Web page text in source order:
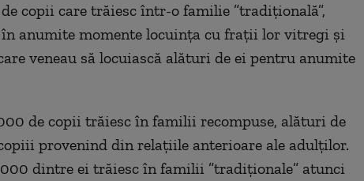
copii care trăiesc într-o familie ”tradiţională”,
anumite momente locuinţa cu fraţii lor vitregi şi
veneau să locuiască alături de ei pentru anumite
de copii trăiesc în familii recompuse, alături de
provenind din relaţiile anterioare ale adulţilor.
dintre ei trăiesc în familii ”tradiţionale” atunci